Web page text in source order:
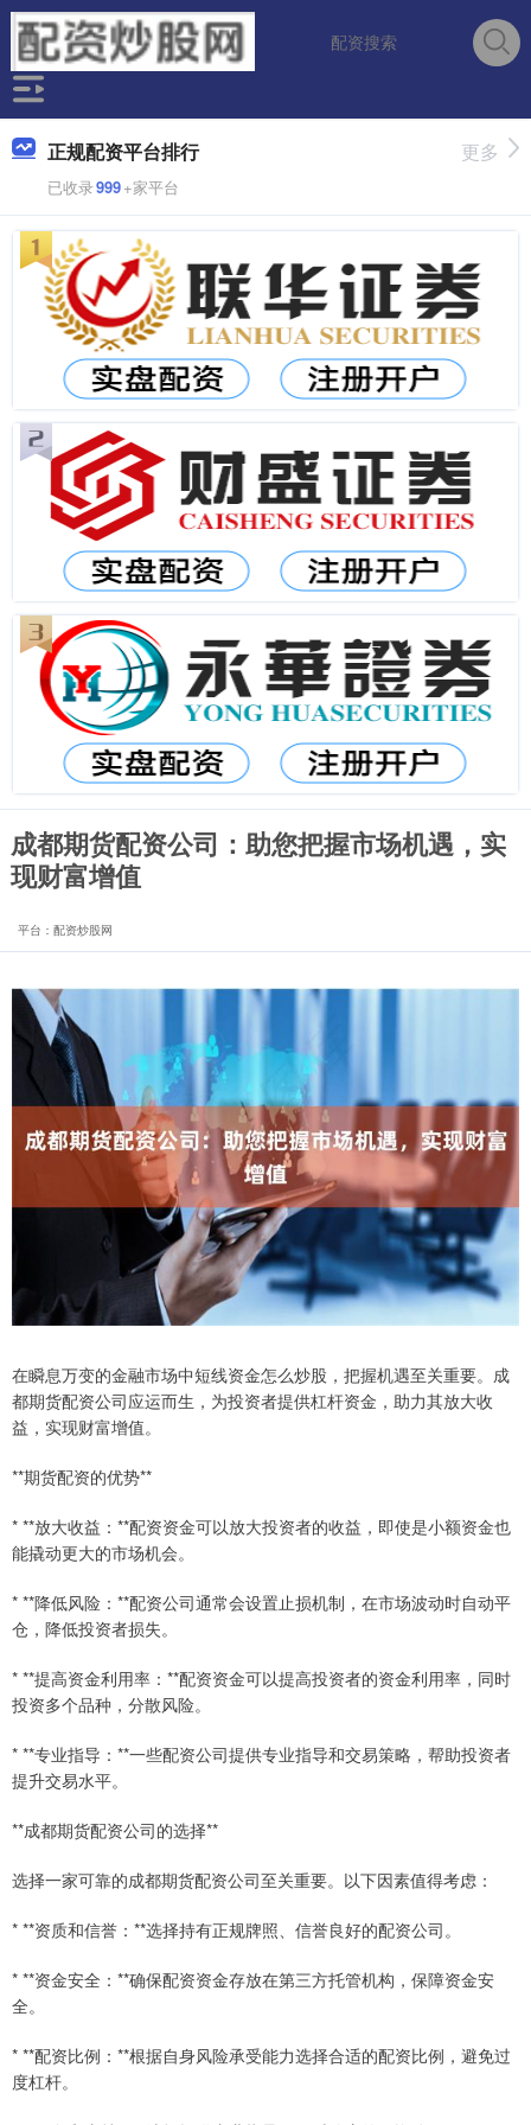
正规配资平台排行
已收录999+家平台
更多
成都期货配资公司：助您把握市场机遇，实
现财富增值
平台：配资炒股网
在瞬息万变的金融市场中短线资金怎么炒股，把握机遇至关重要。成
都期货配资公司应运而生，为投资者提供杠杆资金，助力其放大收
益，实现财富增值。
**期货配资的优势**
* **放大收益：**配资资金可以放大投资者的收益，即使是小额资金也
能撬动更大的市场机会。
* **降低风险：**配资公司通常会设置止损机制，在市场波动时自动平
仓，降低投资者损失。
* **提高资金利用率：**配资资金可以提高投资者的资金利用率，同时
投资多个品种，分散风险。
* **专业指导：**一些配资公司提供专业指导和交易策略，帮助投资者
提升交易水平。
**成都期货配资公司的选择**
选择一家可靠的成都期货配资公司至关重要。以下因素值得考虑：
* **资质和信誉：**选择持有正规牌照、信誉良好的配资公司。
* **资金安全：**确保配资资金存放在第三方托管机构，保障资金安
全。
* **配资比例：**根据自身风险承受能力选择合适的配资比例，避免过
度杠杆。